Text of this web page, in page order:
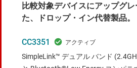
比較対象デバイスにアップグ
た、ドロップ・イン代替製品。
CC3351
SimpleLink™ デュアル バンド